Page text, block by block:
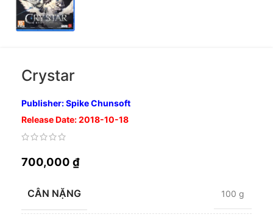
Crystar
Publisher: Spike Chunsoft
Release Date: 2018-10-18
700,000 ₫
CÂN NẶNG 100 g